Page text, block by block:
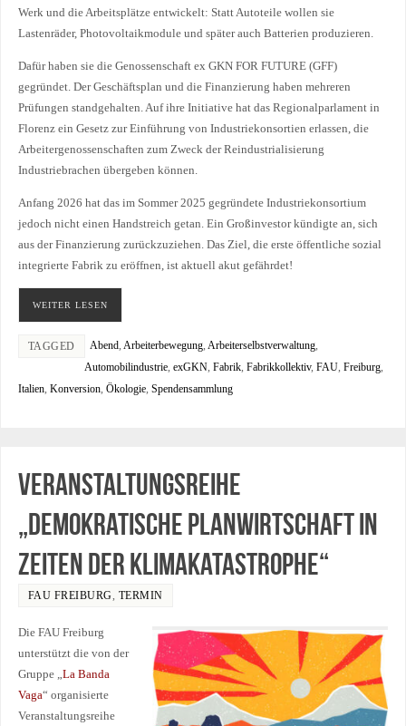
Werk und die Arbeitsplätze entwickelt: Statt Autoteile wollen sie
Lastenräder, Photovoltaikmodule und später auch Batterien produzieren.
Dafür haben sie die Genossenschaft ex GKN FOR FUTURE (GFF)
gegründet. Der Geschäftsplan und die Finanzierung haben mehreren
Prüfungen standgehalten. Auf ihre Initiative hat das Regionalparlament in
Florenz ein Gesetz zur Einführung von Industriekonsortien erlassen, die
Arbeitergenossenschaften zum Zweck der Reindustrialisierung
Industriebrachen übergeben können.
Anfang 2026 hat das im Sommer 2025 gegründete Industriekonsortium
jedoch nicht einen Handstreich getan. Ein Großinvestor kündigte an, sich
aus der Finanzierung zurückzuziehen. Das Ziel, die erste öffentliche sozial
integrierte Fabrik zu eröffnen, ist aktuell akut gefährdet!
WEITER LESEN
TAGGED Abend, Arbeiterbewegung, Arbeiterselbstverwaltung,
Automobilindustrie, exGKN, Fabrik, Fabrikkollektiv, FAU, Freiburg,
Italien, Konversion, Ökologie, Spendensammlung
Veranstaltungsreihe
„Demokratische Planwirtschaft in
Zeiten der Klimakatastrophe“
FAU FREIBURG TERMIN
Die FAU Freiburg
unterstützt die von der
Gruppe „ La Banda
Vaga“ organisierte
Veranstaltungsreihe